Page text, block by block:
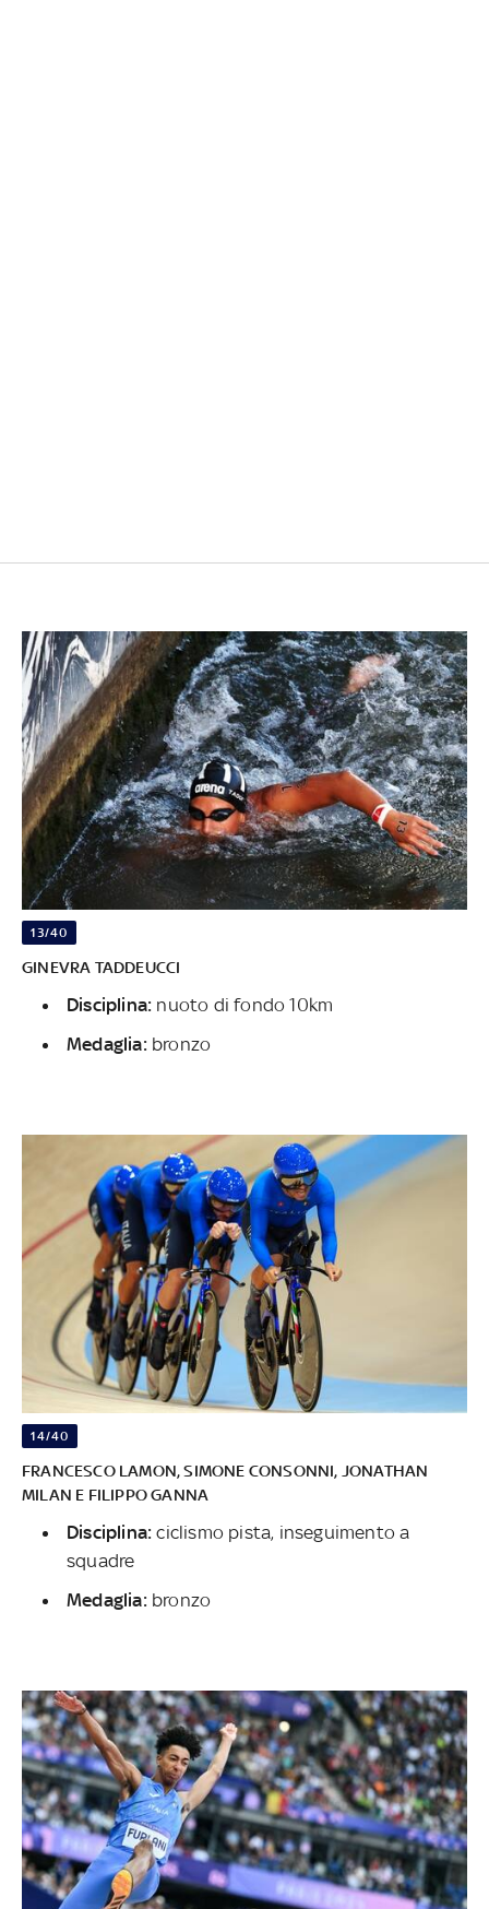
13/40
GINEVRA TADDEUCCI
Disciplina: nuoto di fondo 10km
Medaglia:bronzo
14/40
FRANCESCO LAMON, SIMONE CONSONNI, JONATHAN
MILAN E FILIPPO GANNA
Disciplina:ciclismo pista, inseguimento a
squadre
Medaglia:bronzo